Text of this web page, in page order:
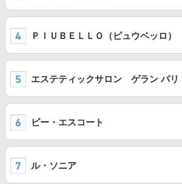
ＰＩＵＢＥＬＬＯ（ピュウベッロ）
エステティックサロン ゲラン パリ
ビー・エスコート
ル・ソニア